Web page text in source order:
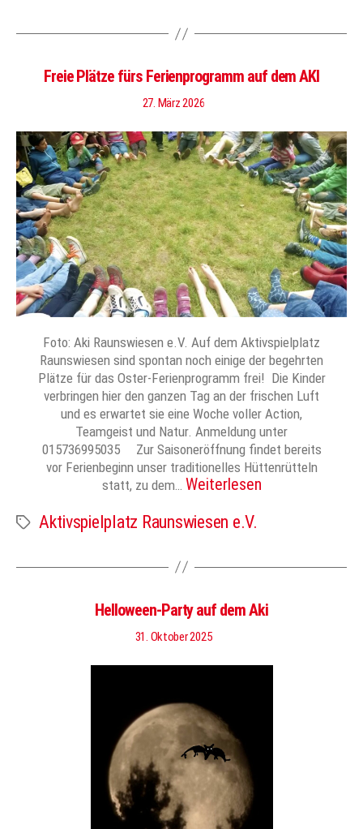
Freie Plätze fürs Ferienprogramm auf dem AKI
27. März 2026
Foto: Aki Raunswiesen e.V. ​Auf dem Aktivspielplatz
Raunswiesen sind spontan noch einige der begehrten
Plätze für das Oster-Ferienprogramm frei! Die Kinder
verbringen hier den ganzen Tag an der frischen Luft
und es erwartet sie eine Woche voller Action,
Teamgeist und Natur. Anmeldung unter
015736995035 Zur Saisoneröffnung findet bereits
vor Ferienbeginn unser traditionelles Hüttenrütteln
statt, zu dem… Weiterlesen
Schlagwörter
Aktivspielplatz Raunswiesen e.V.
Helloween-Party auf dem Aki
31. Oktober 2025